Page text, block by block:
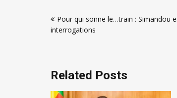
dePour qui sonne le…train : Simandou
interrogations
Related Posts